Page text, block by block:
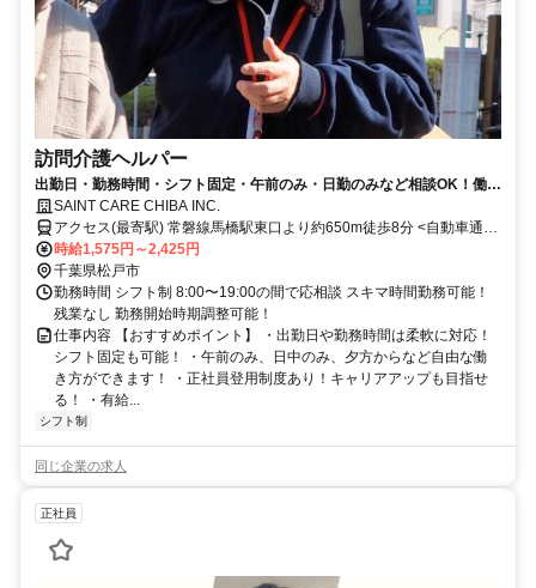
訪問介護ヘルパー
出勤日・勤務時間・シフト固定・午前のみ・日勤のみなど相談OK！働き
方に柔軟な職場です！
SAINT CARE CHIBA INC.
アクセス(最寄駅) 常磐線馬橋駅東口より約650m徒歩8分 <自動車通勤
可/駐車場完備> ＜受付窓口＞セントケア千葉株式会社 千葉県千葉市
中央区新町1-17 JPR千葉ビル12F
時給1,575円～2,425円
千葉県松戸市
勤務時間 シフト制 8:00〜19:00の間で応相談 スキマ時間勤務可能！
残業なし 勤務開始時期調整可能！
仕事内容 【おすすめポイント】 ・出勤日や勤務時間は柔軟に対応！
シフト固定も可能！ ・午前のみ、日中のみ、夕方からなど自由な働
き方ができます！ ・正社員登用制度あり！キャリアアップも目指せ
る！ ・有給...
シフト制
同じ企業の求人
正社員